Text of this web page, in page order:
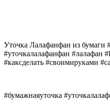
Уточка Лалафанфан из бумаги
#уточкалалафанфан #лалафан
#каксделать #своимируками
#бумажнаяуточка